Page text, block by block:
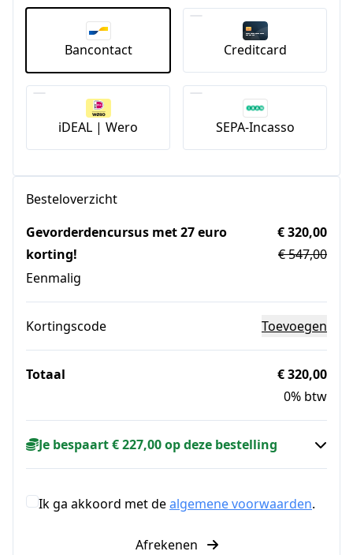
Bancontact Creditcard
iDEAL | Wero SEPA-Incasso
Besteloverzicht
Gevorderdencursus met 27 euro
korting!
Eenmalig
€ 320,00
€ 547,00
Kortingscode Toevoegen
Totaal
€ 320,00
0% btw
Je bespaart € 227,00 op deze bestelling
Ik ga akkoord met dealgemene voorwaarden.
Afrekenen